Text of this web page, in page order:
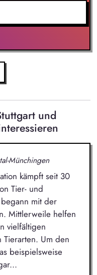
und
Münchingen
kämpft seit 30
Tier- und
mit der
Mittlerweile helfen
vielfältigen
Tierarten. Um den
beispielsweise